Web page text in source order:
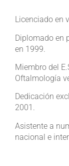
Licenciado en
Diplomado en
en 1999.
Miembro del
Oftalmología
Dedicación
2001.
Asistente a
nacional e